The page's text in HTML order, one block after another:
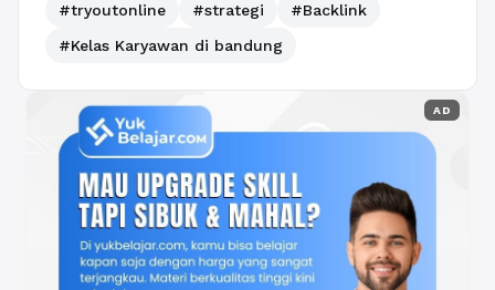
#tryoutonline
#strategi
#Backlink
#Kelas Karyawan di bandung
AD